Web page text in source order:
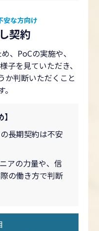
安な方向け
契約
、PoCの実施や、
子を見ていただき、
か判断いただくこと
長期契約は不安
アの力量や、信
の働き方で判断